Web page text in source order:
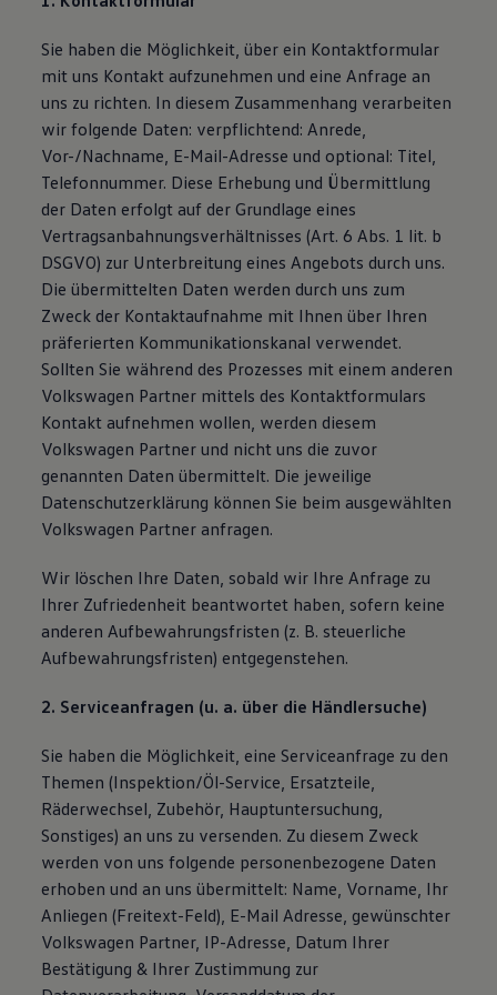
Lifestyle
Transport
Familie
Elektromobilität
Volkswagen R
Pannen- und Unfallhilfe
Volkswagen Kundenbetreuung
Sie haben die Möglichkeit, über ein Kontaktformular
mit uns Kontakt aufzunehmen und eine Anfrage an
uns zu richten. In diesem Zusammenhang verarbeiten
wir folgende Daten: verpflichtend: Anrede,
Vor-/Nachname, E-Mail-Adresse und optional: Titel,
Telefonnummer. Diese Erhebung und Übermittlung
der Daten erfolgt auf der Grundlage eines
Vertragsanbahnungsverhältnisses (Art. 6 Abs. 1 lit. b
DSGVO) zur Unterbreitung eines Angebots durch uns.
Die übermittelten Daten werden durch uns zum
Zweck der Kontaktaufnahme mit Ihnen über Ihren
präferierten Kommunikationskanal verwendet.
Sollten Sie während des Prozesses mit einem anderen
Volkswagen Partner mittels des Kontaktformulars
Kontakt aufnehmen wollen, werden diesem
Volkswagen Partner und nicht uns die zuvor
genannten Daten übermittelt. Die jeweilige
Datenschutzerklärung können Sie beim ausgewählten
Volkswagen Partner anfragen.
Wir löschen Ihre Daten, sobald wir Ihre Anfrage zu
Ihrer Zufriedenheit beantwortet haben, sofern keine
anderen Aufbewahrungsfristen (z. B. steuerliche
Aufbewahrungsfristen) entgegenstehen.
2. Serviceanfragen (u. a. über die Händlersuche)
Sie haben die Möglichkeit, eine Serviceanfrage zu den
Themen (Inspektion/Öl-Service, Ersatzteile,
Räderwechsel, Zubehör, Hauptuntersuchung,
Sonstiges) an uns zu versenden. Zu diesem Zweck
werden von uns folgende personenbezogene Daten
erhoben und an uns übermittelt: Name, Vorname, Ihr
Anliegen (Freitext-Feld), E-Mail Adresse, gewünschter
Volkswagen Partner, IP-Adresse, Datum Ihrer
Bestätigung & Ihrer Zustimmung zur